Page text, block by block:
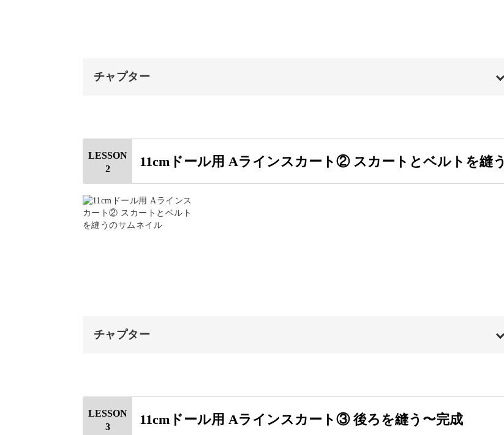
講座ではリバティ生地を使用しており、キットでも選ぶことができます。
チャプター
はじめに 00:20
使用材料・道具 01:05
地直しをする
型紙をつくる
LESSON
2
11cmドール用 Aラインスカート② スカートとベルトを縫う
チャプター
はじめに 00:20
裾を縫う
LESSON
3
11cmドール用 Aラインスカート③ 後ろを縫う〜完成